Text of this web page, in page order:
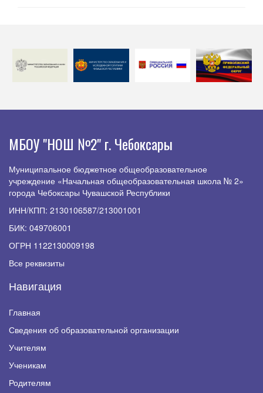
МБОУ "НОШ №2" г. Чебоксары
Муниципальное бюджетное общеобразовательное
учреждение «Начальная общеобразовательная школа № 2»
города Чебоксары Чувашской Республики
ИНН/КПП: 2130106587/213001001
БИК: 049706001
ОГРН 1122130009198
Все реквизиты
Навигация
Главная
Сведения об образовательной организации
Учителям
Ученикам
Родителям